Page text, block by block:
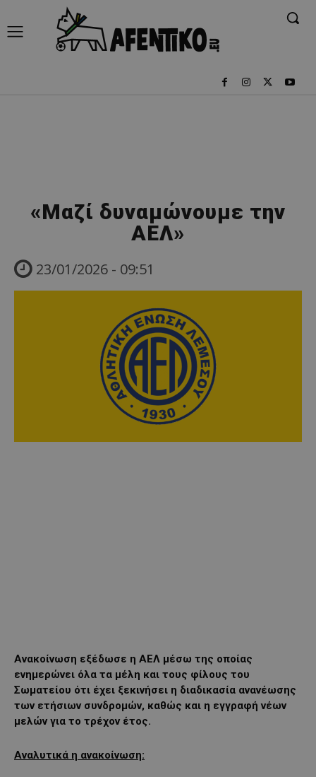
«Μαζί δυναμώνουμε την
ΑΕΛ»
23/01/2026 - 09:51
Aνακοίνωση εξέδωσε η ΑΕΛ μέσω της οποίας
ενημερώνει όλα τα μέλη και τους φίλους του
Σωματείου ότι έχει ξεκινήσει η διαδικασία ανανέωσης
των ετήσιων συνδρομών, καθώς και η εγγραφή νέων
μελών για το τρέχον έτος.
Αναλυτικά η ανακοίνωση: